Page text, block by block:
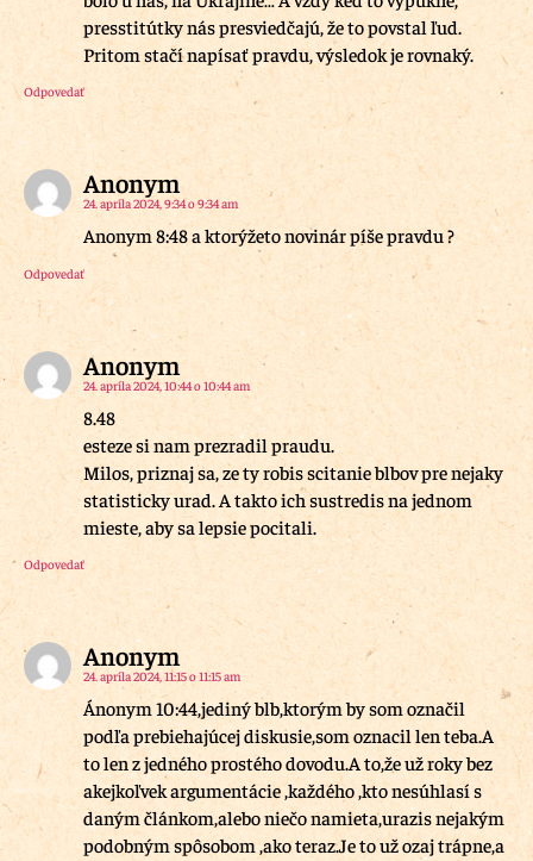
presstitútky nás presviedčajú, že to povstal ľud.
Pritom stačí napísať pravdu, výsledok je rovnaký.
Odpovedať
Anonym
24. apríla 2024, 9:34 o 9:34 am
Anonym 8:48 a ktorýžeto novinár píše pravdu ?
Odpovedať
Anonym
24. apríla 2024, 10:44 o 10:44 am
8.48
esteze si nam prezradil praudu.
Milos, priznaj sa, ze ty robis scitanie blbov pre nejaky
statisticky urad. A takto ich sustredis na jednom
mieste, aby sa lepsie pocitali.
Odpovedať
Anonym
24. apríla 2024, 11:15 o 11:15 am
Ánonym 10:44,jediný blb,ktorým by som označil
podľa prebiehajúcej diskusie,som oznacil len teba.A
to len z jedného prostého dovodu.A to,že už roky bez
akejkoľvek argumentácie ,každého ,kto nesúhlasí s
daným článkom,alebo niečo namieta,urazis nejakým
podobným spôsobom ,ako teraz.Je to už ozaj trápne,a